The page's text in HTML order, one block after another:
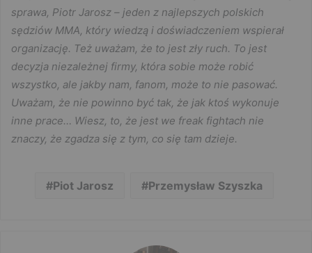
sprawa, Piotr Jarosz – jeden z najlepszych polskich
sędziów MMA, który wiedzą i doświadczeniem wspierał
organizację. Też uważam, że to jest zły ruch. To jest
decyzja niezależnej firmy, która sobie może robić
wszystko, ale jakby nam, fanom, może to nie pasować.
Uważam, że nie powinno być tak, że jak ktoś wykonuje
inne prace… Wiesz, to, że jest we freak fightach nie
znaczy, że zgadza się z tym, co się tam dzieje.
Piot Jarosz Przemysław Szyszka